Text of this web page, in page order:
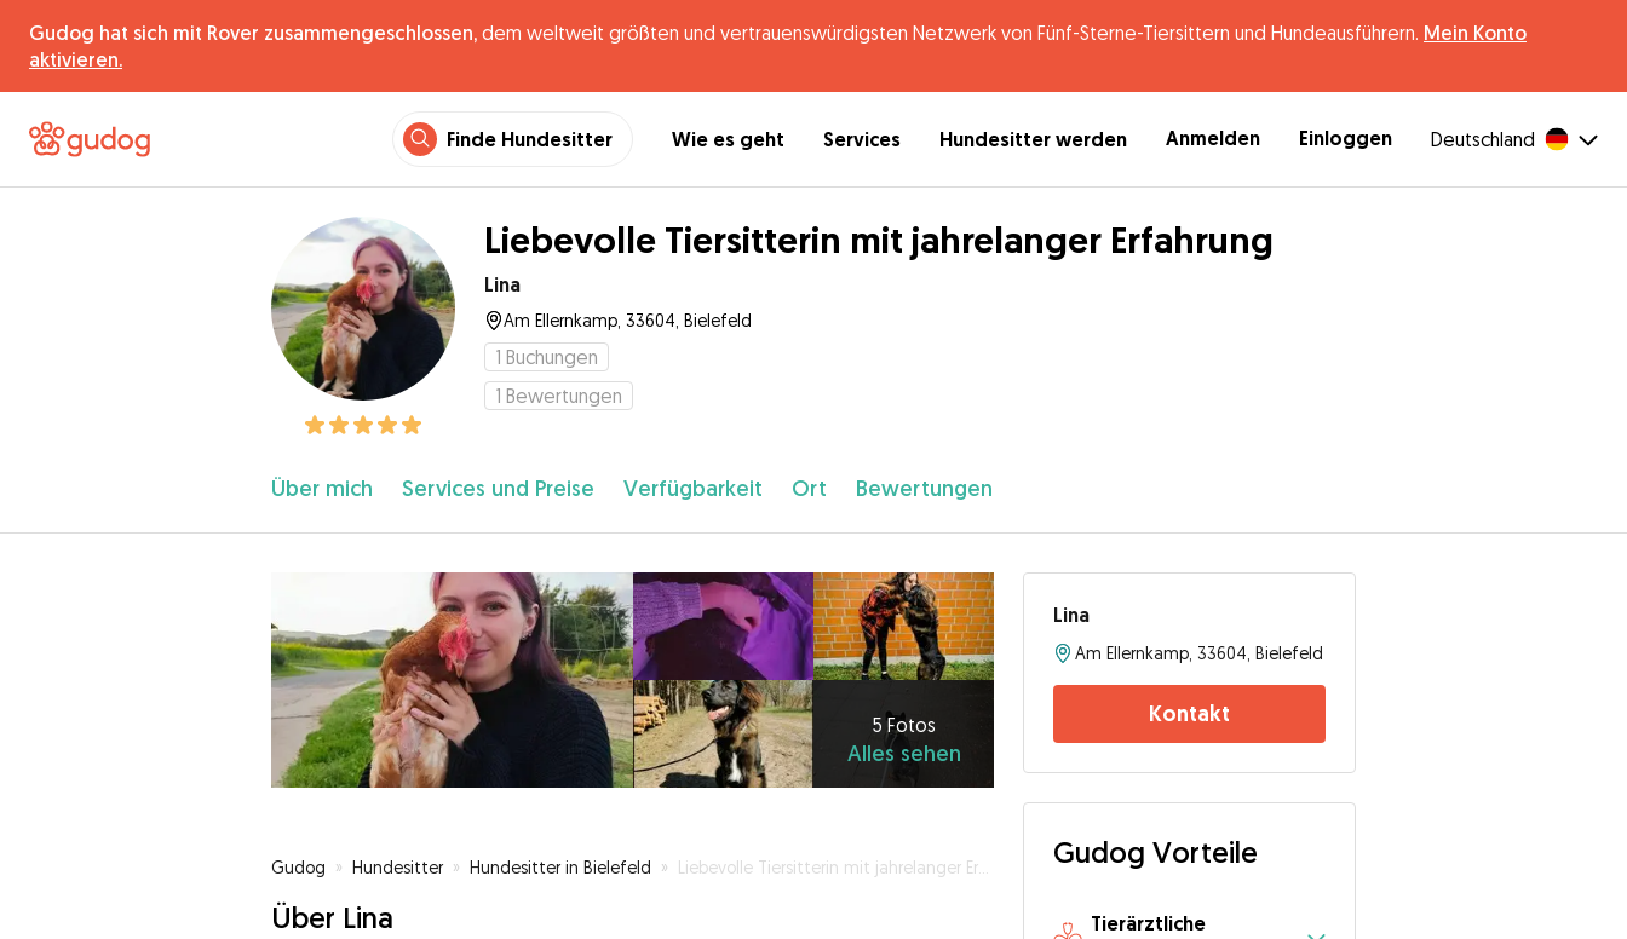
Gudog hat sich mit Rover zusammengeschlossen, dem weltweit größten und vertrauenswürdigsten Netzwerk von Fünf-Sterne-Tiersittern und Hundeausführern. Mein Konto
aktivieren.
Finde Hundesitter Wie es geht Services Hundesitter werden Anmelden Einloggen Deutschland
Liebevolle Tiersitterin mit jahrelanger Erfahrung
Lina
Am Ellernkamp, 33604, Bielefeld
1 Buchungen
1 Bewertungen
Über mich Services und Preise Verfügbarkeit Ort Bewertungen
5 Fotos
Alles sehen
Gudog » Hundesitter » Hundesitter in Bielefeld » Liebevolle Tiersitterin mit jahrelanger Erfahrung
Über Lina
Lina
Am Ellernkamp, 33604, Bielefeld
Kontakt
Gudog Vorteile
Tierärztliche